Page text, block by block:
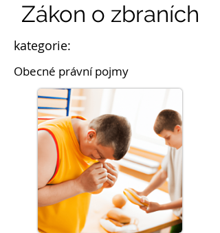
Zákon o zbraních
kategorie:
Obecné právní pojmy